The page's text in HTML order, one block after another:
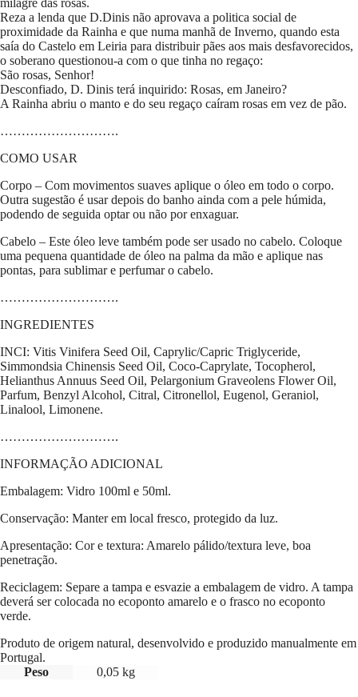
milagre das rosas.
Reza a lenda que D.Dinis não aprovava a politica social de
proximidade da Rainha e que numa manhã de Inverno, quando esta
saía do Castelo em Leiria para distribuir pães aos mais desfavorecidos,
o soberano questionou-a com o que tinha no regaço:
São rosas, Senhor!
Desconfiado, D. Dinis terá inquirido: Rosas, em Janeiro?
A Rainha abriu o manto e do seu regaço caíram rosas em vez de pão.
……………………….
COMO USAR
Corpo – Com movimentos suaves aplique o óleo em todo o corpo.
Outra sugestão é usar depois do banho ainda com a pele húmida,
podendo de seguida optar ou não por enxaguar.
Cabelo – Este óleo leve também pode ser usado no cabelo. Coloque
uma pequena quantidade de óleo na palma da mão e aplique nas
pontas, para sublimar e perfumar o cabelo.
……………………….
INGREDIENTES
INCI: Vitis Vinifera Seed Oil, Caprylic/Capric Triglyceride,
Simmondsia Chinensis Seed Oil, Coco-Caprylate, Tocopherol,
Helianthus Annuus Seed Oil, Pelargonium Graveolens Flower Oil,
Parfum, Benzyl Alcohol, Citral, Citronellol, Eugenol, Geraniol,
Linalool, Limonene.
……………………….
INFORMAÇÃO ADICIONAL
Embalagem: Vidro 100ml e 50ml.
Conservação: Manter em local fresco, protegido da luz.
Apresentação: Cor e textura: Amarelo pálido/textura leve, boa
penetração.
Reciclagem: Separe a tampa e esvazie a embalagem de vidro. A tampa
deverá ser colocada no ecoponto amarelo e o frasco no ecoponto
verde.
Produto de origem natural, desenvolvido e produzido manualmente em
Portugal.
Peso
0,05 kg